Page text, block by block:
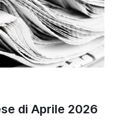
di Aprile 2026